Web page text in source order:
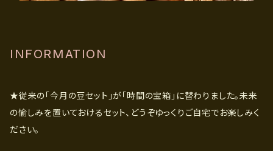
INFORMATION
★従来の「今月の豆セット」が「時間の宝箱」に替わりました。未来
の愉しみを置いておけるセット、どうぞゆっくりご自宅でお楽しみく
ださい。